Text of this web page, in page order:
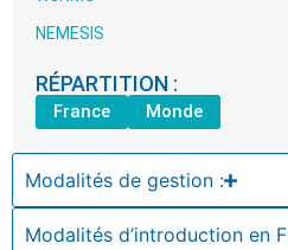
NEMESIS
RÉPARTITION :
France Monde
Modalités de gestion :
Modalités d’introduction en